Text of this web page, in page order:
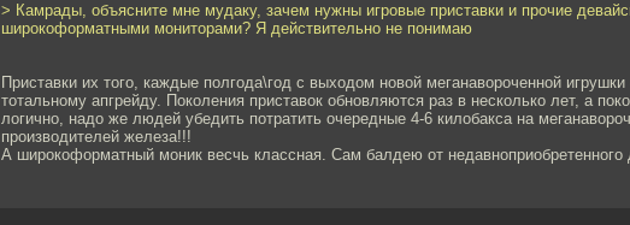
> Камрады, объясните мне мудаку, зачем нужны игровые приставки и прочие
широкоформатными мониторами? Я действительно не понимаю
Приставки их того, каждые полгода\год с выходом новой меганавороченной
тотальному апгрейду. Поколения приставок обновляются раз в несколько лет, а
логично, надо же людей убедить потратить очередные 4-6 килобакса на
производителей железа!!!
А широкоформатный моник весчь классная. Сам балдею от недавноприобретенного